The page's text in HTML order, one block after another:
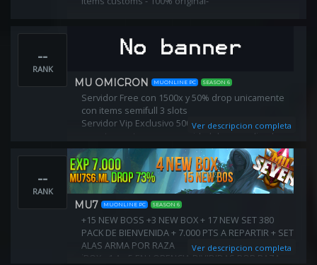
--
RANK
MU OMICRON MUONLINE PC SEASON 6
Servidor Free con 1500x y 50% drop unicamente
con items semifull 3 slots
Servidor Vip Exclusivo 5000x 80% Drop, Veni y
sumate a esta gran comunidad de mu online !
Ver descripcion completa
--
RANK
MU7 MUONLINE PC SEASON 6
+15 NEW BOSS +3 NEW BOX + 17 NEW SET 380
PACK DE BIENVENIDA + 7.000 PTS A REPARTIR + SET
ALAS ARMA POR RAZA
ℹBOX +1 A +5 EN LORENCIA DIVIDIDAS POR RAZA
Ver descripcion completa